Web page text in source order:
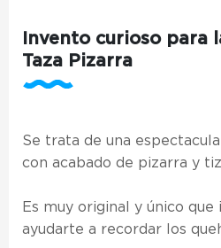
Invento curioso para
Taza Pizarra
Se trata de una
con acabado de pizarra y
Es muy original y único que
ayudarte a recordar los